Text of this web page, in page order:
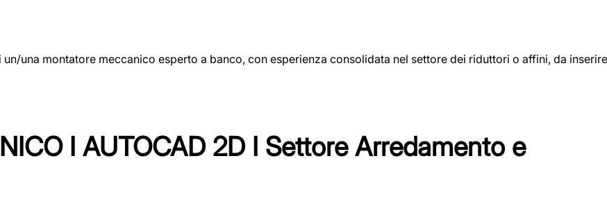
un/una montatore meccanico esperto a banco, con esperienza consolidata nel settore dei riduttori o affini, da inserire
I AUTOCAD 2D I Settore Arredamento e